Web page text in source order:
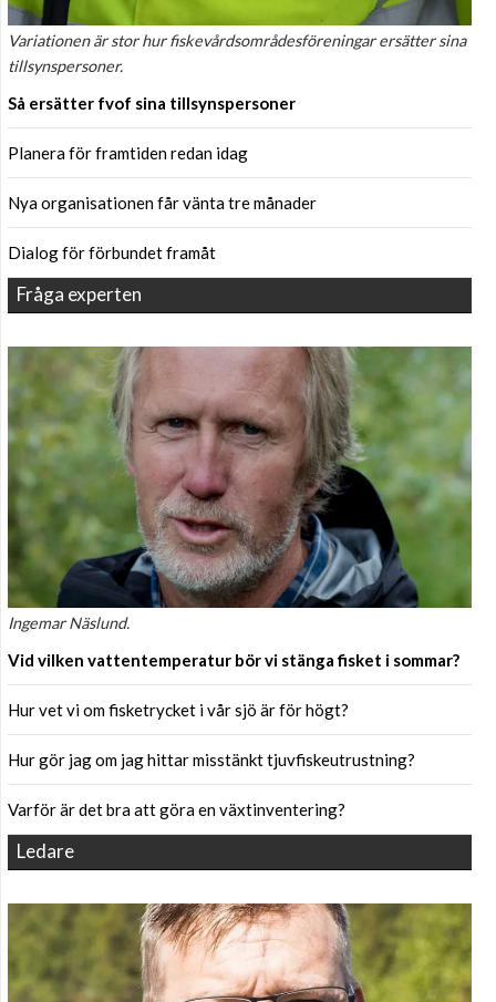
Variationen är stor hur fiskevårdsområdesföreningar ersätter sina
tillsynspersoner.
Så ersätter fvof sina tillsynspersoner
Planera för framtiden redan idag
Nya organisationen får vänta tre månader
Dialog för förbundet framåt
Fråga experten
Ingemar Näslund.
Vid vilken vattentemperatur bör vi stänga fisket i sommar?
Hur vet vi om fisketrycket i vår sjö är för högt?
Hur gör jag om jag hittar misstänkt tjuvfiskeutrustning?
Varför är det bra att göra en växtinventering?
Ledare